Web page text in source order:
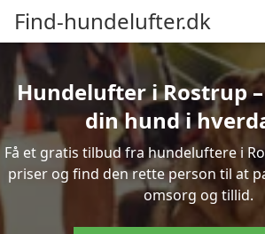
Find-hundelufter.dk
Hundelufter i Rostrup
din hund i
Få et gratis tilbud fra hundeluftere i
priser og find den rette person til at
omsorg og tillid.